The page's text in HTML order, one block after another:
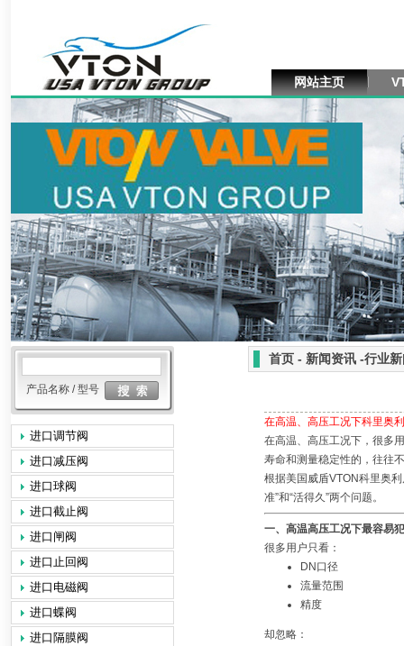
网站主页
产品名称 / 型号
进口调节阀
进口减压阀
进口球阀
进口截止阀
进口闸阀
进口止回阀
进口电磁阀
进口蝶阀
进口隔膜阀
首页 - 新闻资讯 -行业
在高温、高压工况下科里奥
在高温、高压工况下，很多
寿命和测量稳定性的，往往
根据美国威盾VTON科里奥
准”和“活得久”两个问题。
一、高温高压工况下最容易
很多用户只看：
DN口径
流量范围
精度
却忽略：